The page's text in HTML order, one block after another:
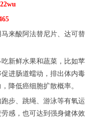
来酸阿法替尼片、达可替
新鲜水果和蔬菜，比如苹
进肠道蠕动，排出体内毒
降低癌细胞扩散概率。
步、跳绳、游泳等有氧运
感，也可达到强身健体效